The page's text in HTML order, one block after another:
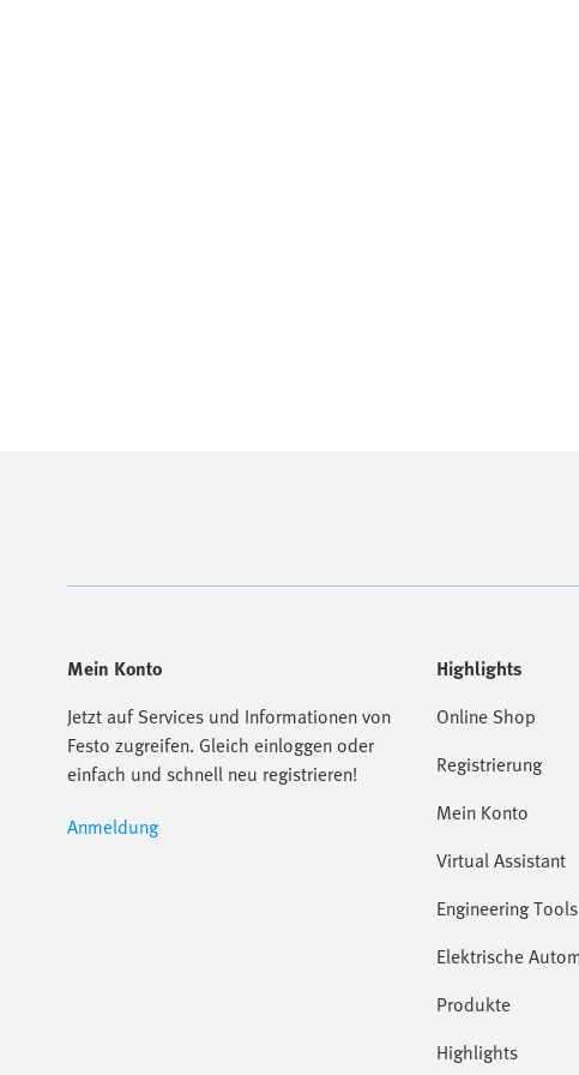
Mein Konto
Jetzt auf Services und Informationen von
Festo zugreifen. Gleich einloggen oder
einfach und schnell neu registrieren!
Anmeldung
Highlights
Online Shop
Registrierung
Mein Konto
Virtual Assistant
Engineering Tools
Elektrische
Produkte
Highlights